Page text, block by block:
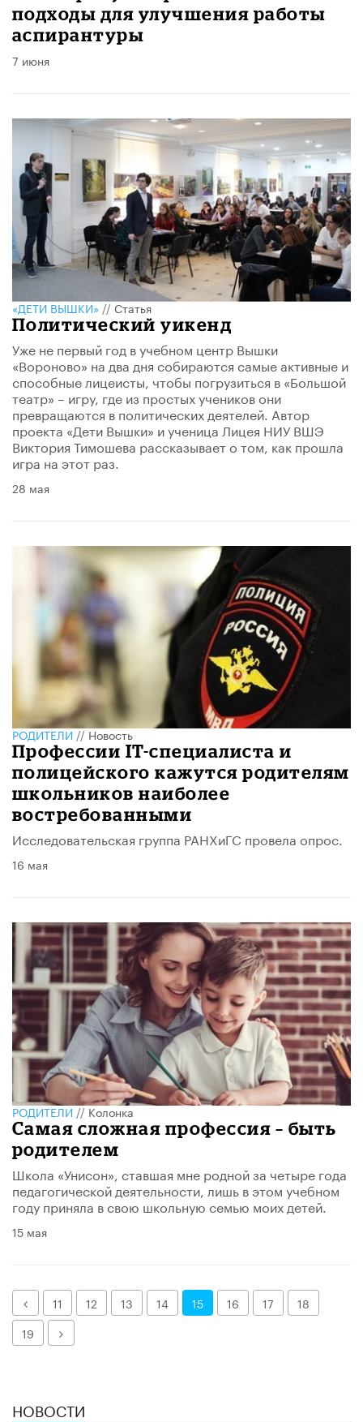
подходы для улучшения работы
аспирантуры
7 июня
«ДЕТИ ВЫШКИ»//Статья
Политический уикенд
Уже не первый год в учебном центр Вышки
«Вороново» на два дня собираются самые активные и
способные лицеисты, чтобы погрузиться в «Большой
театр» – игру, где из простых учеников они
превращаются в политических деятелей. Автор
проекта «Дети Вышки» и ученица Лицея НИУ ВШЭ
Виктория Тимошева рассказывает о том, как прошла
игра на этот раз.
28 мая
РОДИТЕЛИ//Новость
Профессии IT-специалиста и
полицейского кажутся родителям
школьников наиболее
востребованными
Исследовательская группа РАНХиГС провела опрос.
16 мая
РОДИТЕЛИ//Колонка
Самая сложная профессия – быть
родителем
​Школа «Унисон», ставшая мне родной за четыре года
педагогической деятельности, лишь в этом учебном
году приняла в свою школьную семью моих детей.
15 мая
Назад
11 12 13 14 15 16 17
18
19
Далее
НОВОСТИ